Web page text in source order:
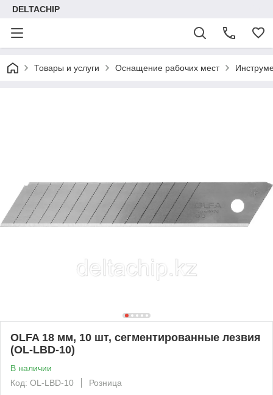
DELTACHIP
Товары и услуги Оснащение рабочих мест
OLFA 18 мм, 10 шт, сегментированные лезвия
(OL-LBD-10)
В наличии
Код: OL-LBD-10
Розница